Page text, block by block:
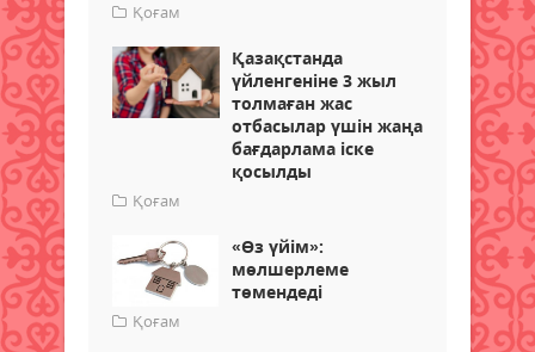
Қоғам
Қазақстанда
үйленгеніне 3 жыл
толмаған жас
отбасылар үшін жаңа
бағдарлама іске
қосылды
Қоғам
«Өз үйім»:
мөлшерлеме
төмендеді
Қоғам